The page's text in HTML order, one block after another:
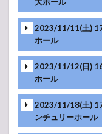
MC
-アンコール-
-アンコール-
MC
MC
-アンコール-
MC
MC
-アンコール-
MC
MC
MC
MC
MC
MC
MC
MC
大ホール
2023/11/11(土)
ホール
MC
2023/11/12(日)
ホール
2023/11/18(土)
ンチュリーホール